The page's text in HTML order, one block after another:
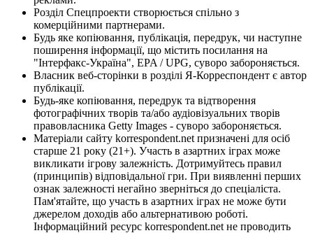
Розділ Спецпроекти створюється спільно з
комерційними партнерами.
Будь яке копіювання, публікація, передрук, чи наступне
поширення інформації, що містить посилання на
"Інтерфакс-Україна", EPA / UPG, суворо забороняється.
Власник веб-сторінки в розділі Я-Корреспондент є автор
публікації.
Будь-яке копіювання, передрук та відтворення
фотографічних творів та/або аудіовізуальних творів
правовласника Getty Images - суворо забороняється.
Матеріали сайту korrespondent.net призначені для осіб
старше 21 року (21+). Участь в азартних іграх може
викликати ігрову залежність. Дотримуйтесь правил
(принципів) відповідальної гри. При виявленні перших
ознак залежності негайно зверніться до спеціаліста.
Пам'ятайте, що участь в азартних іграх не може бути
джерелом доходів або альтернативою роботі.
Інформаційний ресурс korrespondent.net не проводить